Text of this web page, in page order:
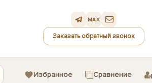
MAX
Заказать обратный звонок
Избранное Сравнение